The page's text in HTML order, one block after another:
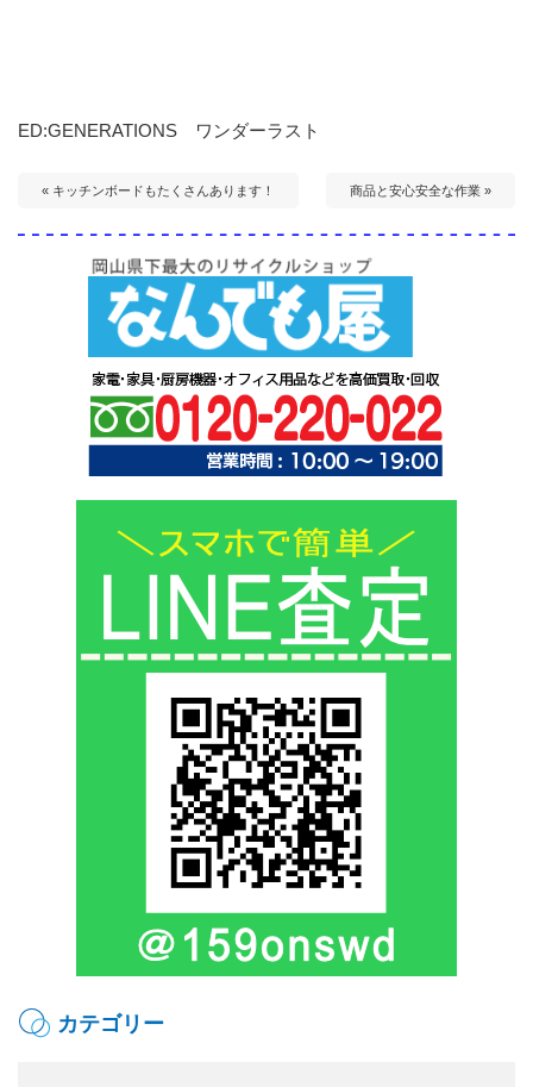
ED:GENERATIONS ワンダーラスト
« キッチンボードもたくさんあります！ 商品と安心安全な作業 »
カテゴリー